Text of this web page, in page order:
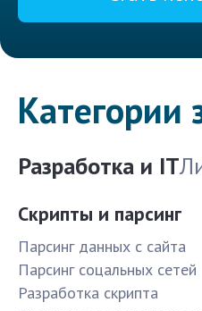
Категории
Разработка и IT
Скрипты и парсинг
Парсинг данных с сайта
Парсинг соцальных сетей
Разработка скрипта